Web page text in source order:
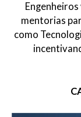
mentorias
como